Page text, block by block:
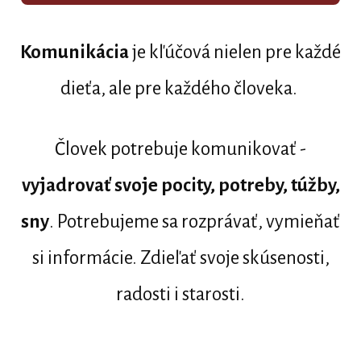
Komunikáciaje kľúčová nielen pre každé
dieťa, ale pre každého človeka.
Človek potrebuje komunikovať -
vyjadrovať svoje pocity, potreby, túžby,
sny. Potrebujeme sa rozprávať, vymieňať
si informácie. Zdieľať svoje skúsenosti,
radosti i starosti.